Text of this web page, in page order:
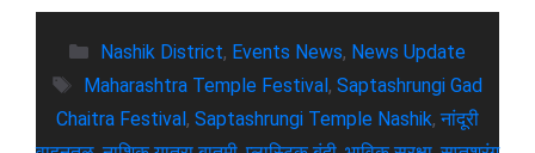
ce
b
o
o
at
s
A
p
ar
e
Nashik District, Events News, News Update
Maharashtra Temple Festival, Saptashrungi Gad
Chaitra Festival, Saptashrungi Temple Nashik,नांदूरी